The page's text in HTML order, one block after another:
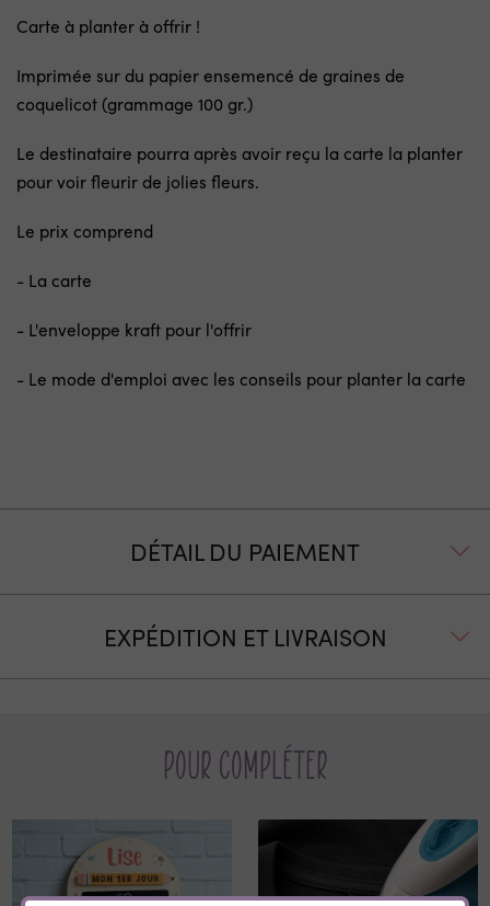
Carte à planter à offrir !
Imprimée sur du papier ensemencé de graines de
coquelicot (grammage 100 gr.)
Le destinataire pourra après avoir reçu la carte la planter
pour voir fleurir de jolies fleurs.
Le prix comprend
- La carte
- L'enveloppe kraft pour l'offrir
- Le mode d'emploi avec les conseils pour planter la carte
DÉTAIL DU PAIEMENT
EXPÉDITION ET LIVRAISON
Pour compléter